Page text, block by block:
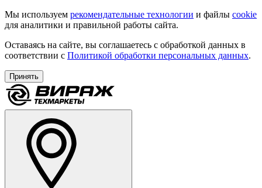
Мы используем рекомендательные технологии и файлы cookie
для аналитики и правильной работы сайта.
Оставаясь на сайте, вы соглашаетесь с обработкой данных в
соответствии с Политикой обработки персональных данных.
Принять